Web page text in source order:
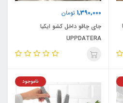
1,390,000 تومان
جای چاقو داخل کشو ایکیا
UPPDATERA
ناموجود